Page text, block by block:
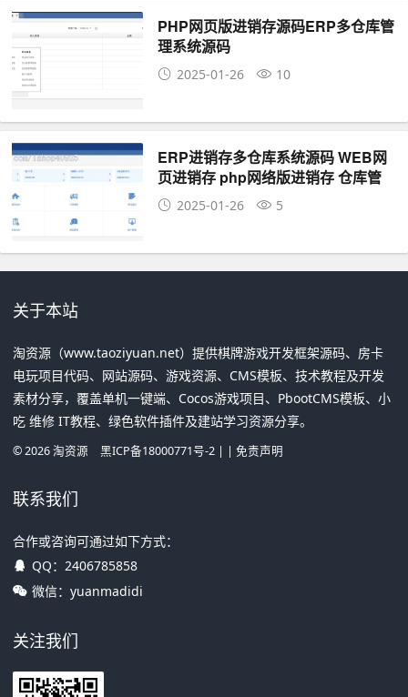
PHP网页版进销存源码ERP多仓库管
理系统源码
2025-01-26 10
ERP进销存多仓库系统源码 WEB网
页进销存 php网络版进销存 仓库管
理 商品管理 供应商管理
2025-01-26 5
关于本站
淘资源（www.taoziyuan.net）提供棋牌游戏开发框架源码、房卡
电玩项目代码、网站源码、游戏资源、CMS模板、技术教程及开发
素材分享，覆盖单机一键端、Cocos游戏项目、PbootCMS模板、小
吃 维修 IT教程、绿色软件插件及建站学习资源分享。
©2026淘资源 黑ICP备18000771号-2| | 免责声明
联系我们
合作或咨询可通过如下方式：
QQ： 2406785858
微信：yuanmadidi
关注我们